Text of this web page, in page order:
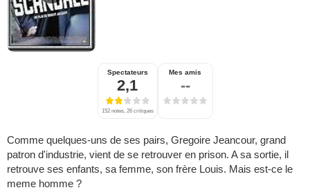
Spectateurs
2,1
152 notes, 26 critiques
Mes amis
--
Comme quelques-uns de ses pairs, Gregoire Jeancour, grand
patron d'industrie, vient de se retrouver en prison. A sa sortie, il
retrouve ses enfants, sa femme, son frère Louis. Mais est-ce le
meme homme ?